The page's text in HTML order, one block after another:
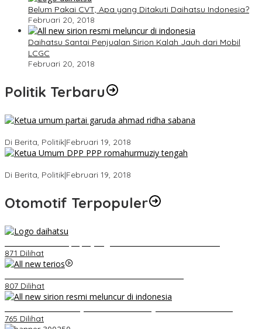
Belum Pakai CVT, Apa yang Ditakuti Daihatsu Indonesia?
Februari 20, 2018
Daihatsu Santai Penjualan Sirion Kalah Jauh dari Mobil
LCGC
Februari 20, 2018
Politik Terbaru
Di Berita, Politik|Februari 19, 2018
Di Berita, Politik|Februari 19, 2018
Otomotif Terpopuler
871 Dilihat
807 Dilihat
765 Dilihat